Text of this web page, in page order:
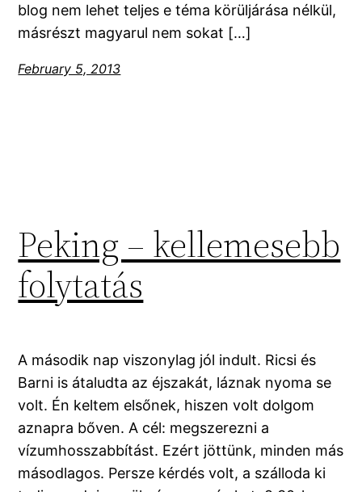
blog nem lehet teljes e téma körüljárása nélkül,
másrészt magyarul nem sokat […]
February 5, 2013
Peking – kellemesebb
folytatás
A második nap viszonylag jól indult. Ricsi és
Barni is átaludta az éjszakát, láznak nyoma se
volt. Én keltem elsőnek, hiszen volt dolgom
aznapra bőven. A cél: megszerezni a
vízumhosszabbítást. Ezért jöttünk, minden más
másodlagos. Persze kérdés volt, a szálloda ki